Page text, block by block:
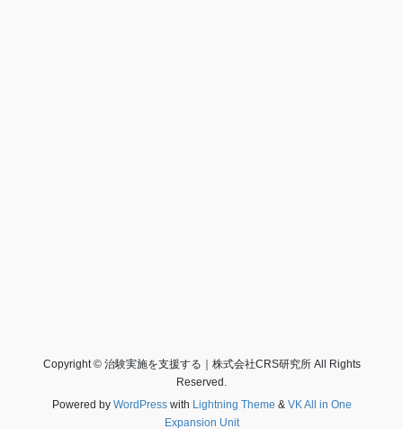
Copyright © 治験実施を支援する｜株式会社CRS研究所 All Rights
Reserved.
Powered by WordPresswith Lightning Theme & VK All in One
Expansion Unit